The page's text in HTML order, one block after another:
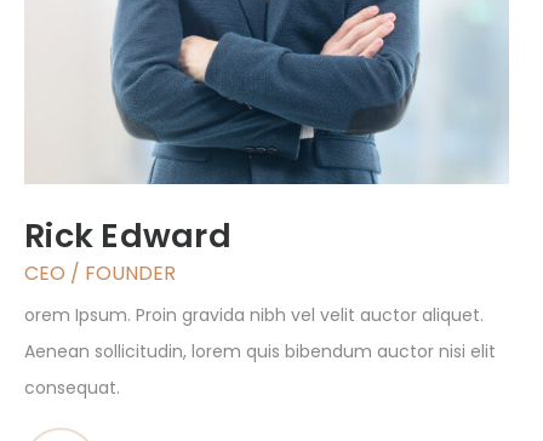
Rick Edward
CEO / FOUNDER
orem Ipsum. Proin gravida nibh vel velit auctor aliquet.
Aenean sollicitudin, lorem quis bibendum auctor nisi elit
consequat.